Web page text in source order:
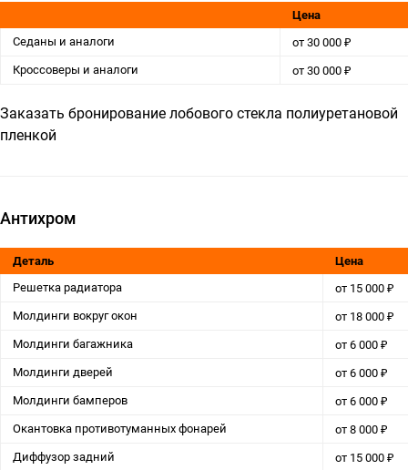
Цена
Седаны и аналоги
от 30 000 ₽
Кроссоверы и аналоги
от 30 000 ₽
Заказать бронирование лобового стекла полиуретановой
пленкой
Антихром
Деталь
Цена
Решетка радиатора
от 15 000 ₽
Молдинги вокруг окон
от 18 000 ₽
Молдинги багажника
от 6 000 ₽
Молдинги дверей
от 6 000 ₽
Молдинги бамперов
от 6 000 ₽
Окантовка противотуманных фонарей
от 8 000 ₽
Диффузор задний
от 15 000 ₽